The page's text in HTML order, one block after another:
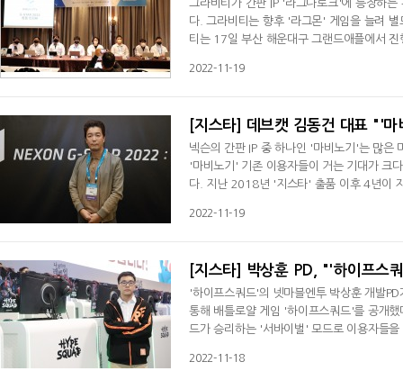
그라비티가 간판 IP '라그나로크'에 등장하
다. 그라비티는 향후 '라그몬' 게임을 늘려
티는 17일 부산 해운대구 그랜드애플에서
터와 함께하는 보드게임 '라그몬 마블'과 대
2022-11-19
[지스타] 데브캣 김동건 대표 "'
넥슨의 간판 IP 중 하나인 '마비노기'는 많은
'마비노기' 기존 이용자들이 거는 기대가 크
다. 지난 2018년 '지스타' 출품 이후 4년이
는 17일 '지스타 2022'가 열리고 있는 벡스
2022-11-19
[지스타] 박상훈 PD, "'하이프스
'하이프스쿼드'의 넷마블엔투 박상훈 개발
통해 배틀로얄 게임 '하이프스쿼드'를 공개
드가 승리하는 '서바이벌' 모드로 이용자들
양한 재미를 제공하는 것을 목표로 하고 있
2022-11-18